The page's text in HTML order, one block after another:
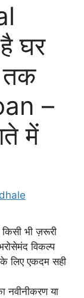
घर
तक
–
में
भी ज़रूरी
विकल्प
लिए एकदम सही
नवीनीकरण या